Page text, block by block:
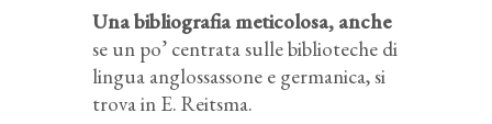
Una bibliografia meticolosa, anche
se un po’ centrata sulle biblioteche di
lingua anglossassone e germanica, si
trova in E. Reitsma.